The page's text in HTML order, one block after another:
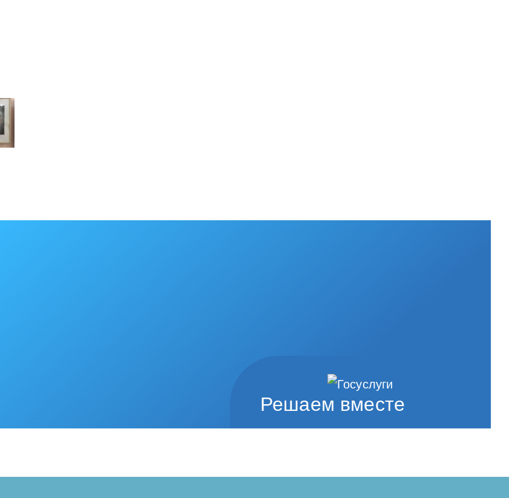
Решаем вместе